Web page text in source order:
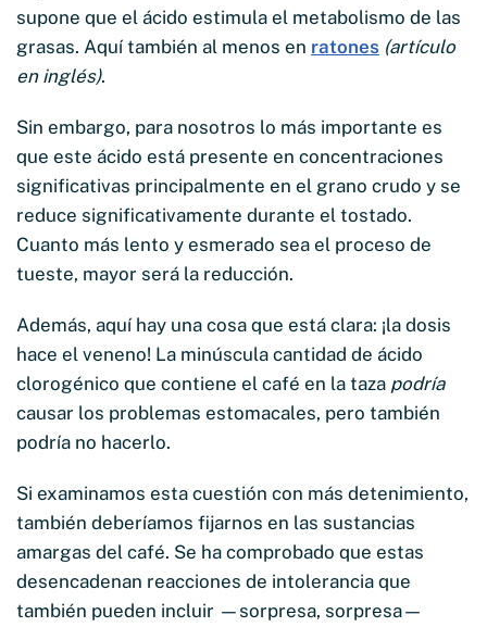
supone que el ácido estimula el metabolismo de las
grasas. Aquí también al menos en ratones (artículo
en inglés).
Sin embargo, para nosotros lo más importante es
que este ácido está presente en concentraciones
significativas principalmente en el grano crudo y se
reduce significativamente durante el tostado.
Cuanto más lento y esmerado sea el proceso de
tueste, mayor será la reducción.
Además, aquí hay una cosa que está clara: ¡la dosis
hace el veneno! La minúscula cantidad de ácido
clorogénico que contiene el café en la taza podría
causar los problemas estomacales, pero también
podría no hacerlo.
Si examinamos esta cuestión con más detenimiento,
también deberíamos fijarnos en las sustancias
amargas del café. Se ha comprobado que estas
desencadenan reacciones de intolerancia que
también pueden incluir —sorpresa, sorpresa—